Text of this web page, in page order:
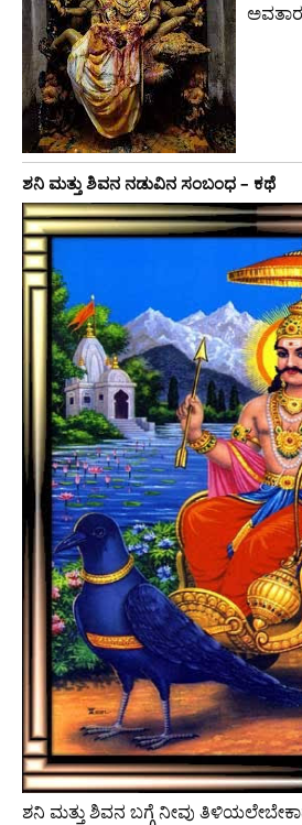
ಶನಿ ಮತ್ತು ಶಿವನ ನಡುವಿನ ಸಂಬಂಧ – ಕಥೆ
ಶನಿ ಮತ್ತು ಶಿವನ ಬಗ್ಗೆ ನೀವು